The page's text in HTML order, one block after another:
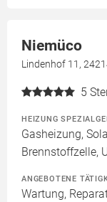
Niemüco
Lindenhof 11,
5
HEIZUNG
Gasheizung,
Brennstoffzelle,
ANGEBOTENE
Wartung,